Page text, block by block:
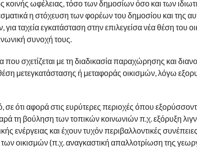
κοινής ωφέλειας, τόσο των δημοσίων όσο και των
η στόχευση των φορέων του δημοσίου και της
για ταχεία εγκατάσταση στην επιλεγείσα νέα θέση του
συνοχή τους.
που σχετίζεται με τη διαδικασία παραχώρησης και
μετεγκατάστασης ή μεταφοράς οικισμών, λόγω
ότι αφορά στις ευρύτερες περιοχές όπου
τη βούληση των τοπικών κοινωνιών π.χ. εξόρυξη
ενέργειας και έχουν τυχόν περιβαλλοντικές
των οικισμών (π.χ. αναγκαστική απαλλοτρίωση της